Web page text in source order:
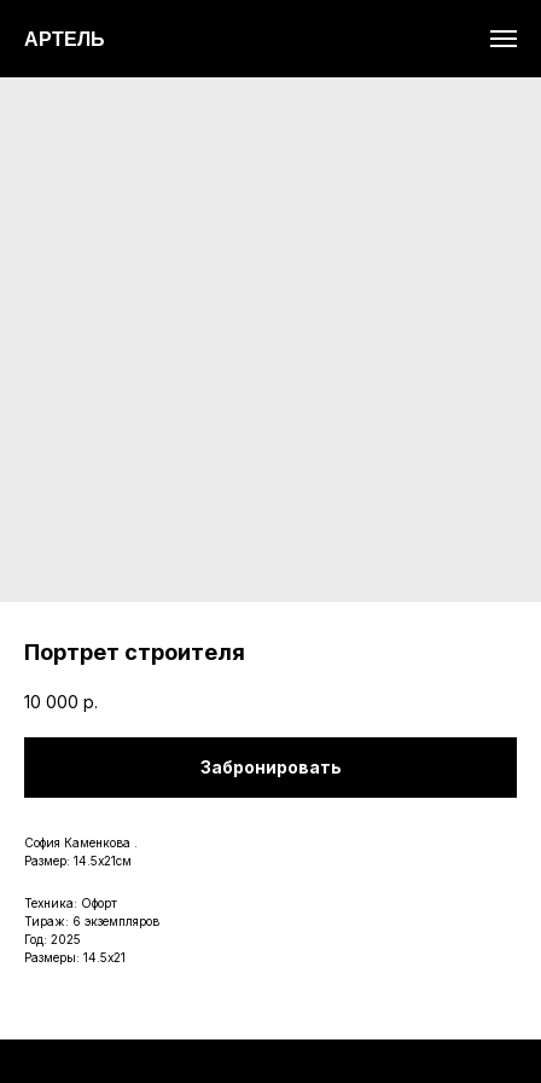
АРТЕЛЬ
Портрет строителя
10 000 р.
Забронировать
София Каменкова .
Размер: 14.5х21см
Техника: Офорт
Тираж: 6 экземпляров
Год: 2025
Размеры: 14.5х21